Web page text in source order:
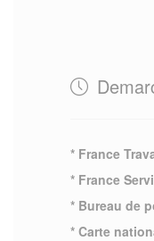
* France
* France
* Bureau de
* Carte